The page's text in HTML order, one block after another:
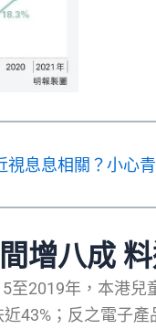
視息息相關？小心
增八成
至2019年，本港
43%；反之電子